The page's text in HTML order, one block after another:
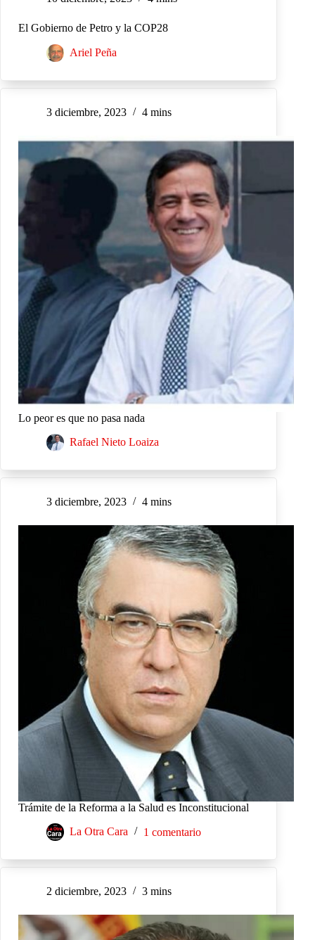
El Gobierno de Petro y la COP28
Ariel Peña
3 diciembre, 2023 4 mins
Lo peor es que no pasa nada
Rafael Nieto Loaiza
3 diciembre, 2023 4 mins
Trámite de la Reforma a la Salud es Inconstitucional
La Otra Cara 1 comentario
2 diciembre, 2023 3 mins